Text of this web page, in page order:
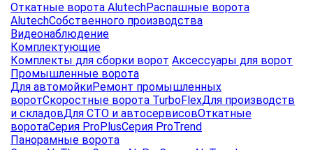
Откатные ворота AlutechРаспашные ворота
AlutechСобственного производства
Видеонаблюдение
Комплектующие
Комплекты для сборки ворот Аксессуары для ворот
Промышленные ворота
Для автомойкиРемонт промышленных
воротСкоростные ворота TurboFlexДля производств
и складовДля СТО и автосервисовОткатные
воротаСерия ProPlusСерия ProTrend
Панорамные ворота